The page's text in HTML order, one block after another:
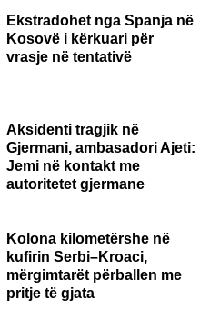
Ekstradohet nga Spanja në
Kosovë i kërkuari për
vrasje në tentativë
Aksidenti tragjik në
Gjermani, ambasadori Ajeti:
Jemi në kontakt me
autoritetet gjermane
Kolona kilometërshe në
kufirin Serbi–Kroaci,
mërgimtarët përballen me
pritje të gjata